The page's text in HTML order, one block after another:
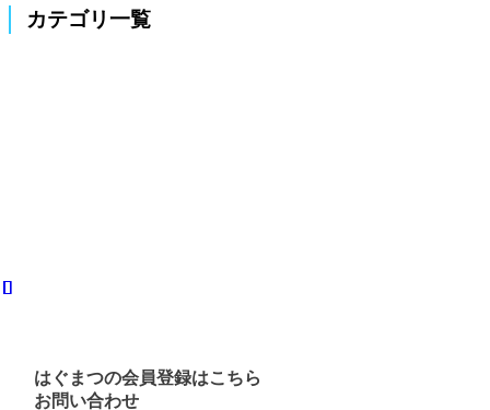
カテゴリ一覧
はぐまつの会員登録はこちら
お問い合わせ